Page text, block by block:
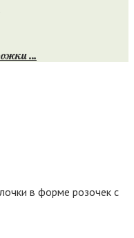
…
в форме розочек с